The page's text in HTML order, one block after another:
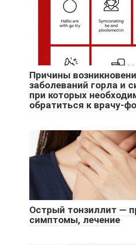
Причины
заболеваний горла и
при которых
обратиться к врачу-
Острый тонзиллит —
симптомы, лечение